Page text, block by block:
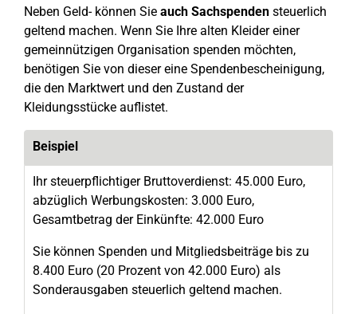
Neben Geld- können Sie auch Sachspenden steuerlich
geltend machen. Wenn Sie Ihre alten Kleider einer
gemeinnützigen Organisation spenden möchten,
benötigen Sie von dieser eine Spendenbescheinigung,
die den Marktwert und den Zustand der
Kleidungsstücke auflistet.
Beispiel
Ihr steuerpflichtiger Bruttoverdienst: 45.000 Euro,
abzüglich Werbungskosten: 3.000 Euro,
Gesamtbetrag der Einkünfte: 42.000 Euro
Sie können Spenden und Mitgliedsbeiträge bis zu
8.400 Euro (20 Prozent von 42.000 Euro) als
Sonderausgaben steuerlich geltend machen.